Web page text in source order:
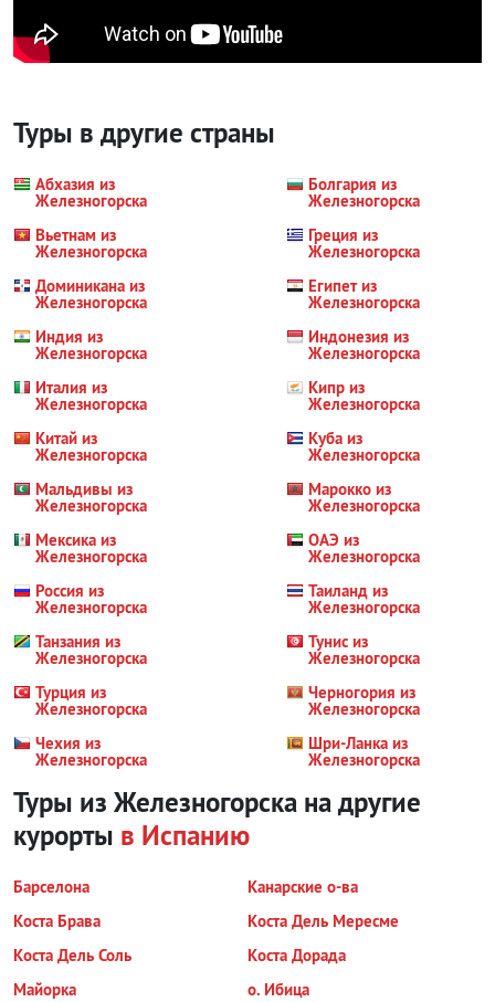
Туры в другие страны
Абхазия из
Железногорска
Болгария из
Железногорска
Вьетнам из
Железногорска
Греция из
Железногорска
Доминикана из
Железногорска
Египет из
Железногорска
Индия из
Железногорска
Индонезия из
Железногорска
Италия из
Железногорска
Кипр из
Железногорска
Китай из
Железногорска
Куба из
Железногорска
Мальдивы из
Железногорска
Марокко из
Железногорска
Мексика из
Железногорска
ОАЭ из
Железногорска
Россия из
Железногорска
Таиланд из
Железногорска
Танзания из
Железногорска
Тунис из
Железногорска
Турция из
Железногорска
Черногория из
Железногорска
Чехия из
Железногорска
Шри-Ланка из
Железногорска
Туры из Железногорска на другие
курорты в Испанию
Барселона
Канарские о-ва
Коста Брава
Коста Дель Мересме
Коста Дель Соль
Коста Дорада
Майорка
о. Ибица